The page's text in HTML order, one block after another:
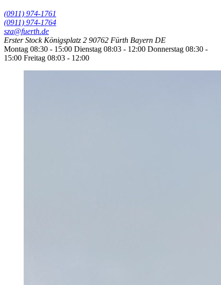
(0911) 974-1761
(0911) 974-1764
sza@fuerth.de
Erster Stock Königsplatz 2 90762 Fürth Bayern DE
Montag 08:30 - 15:00 Dienstag 08:03 - 12:00 Donnerstag 08:30 -
15:00 Freitag 08:03 - 12:00